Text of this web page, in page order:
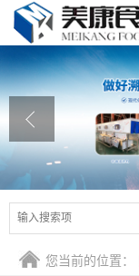
公司首页
公司动态
产品展厅
联系我们
您当前的位置：